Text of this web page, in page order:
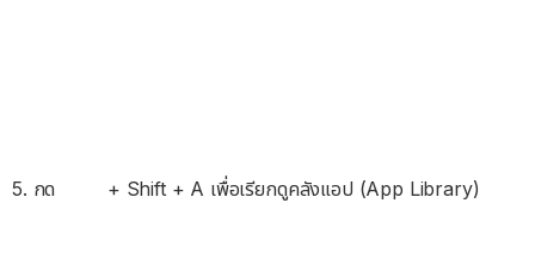
5. กด + Shift + A เพื่อเรียกดูคลังแอป (App Library)